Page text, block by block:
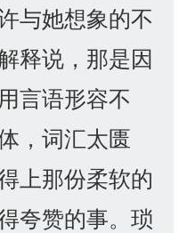
与她想象的不
释说，那是因
言语形容不
，词汇太匮
上那份柔软的
夸赞的事。琐